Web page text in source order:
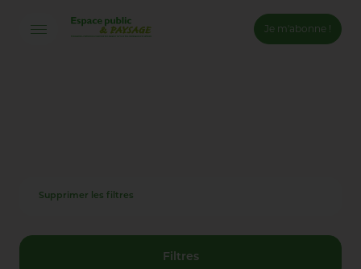
Je m'abonne !
Supprimer les filtres
Filtres